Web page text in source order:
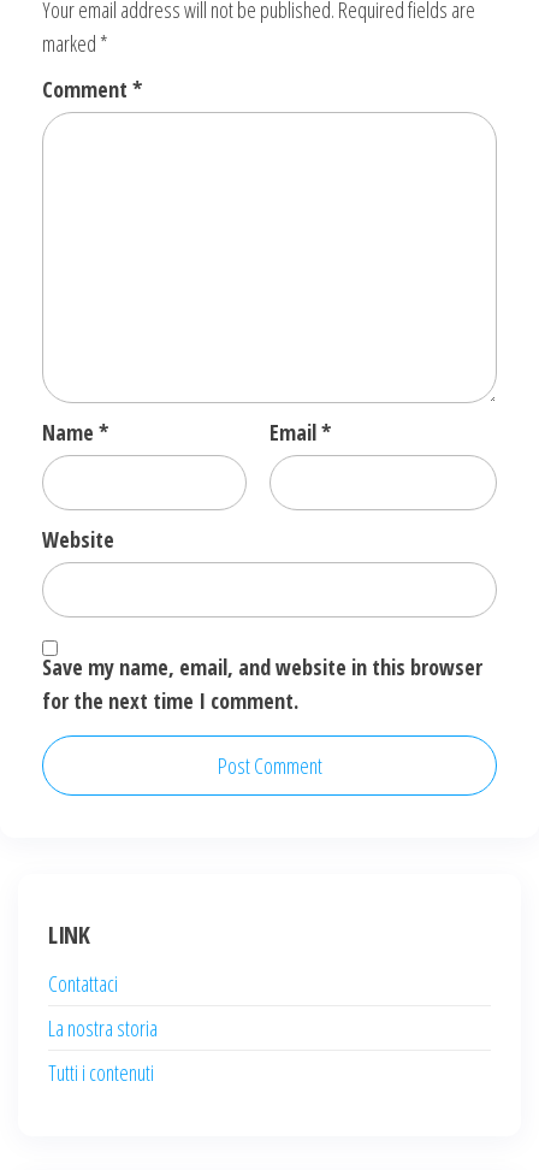
Your email address will not be published. Required fields are
marked *
Comment *
Name * Email*
Website
Save my name, email, and website in this browser
for the next time I comment.
LINK
Contattaci
La nostra storia
Tutti i contenuti